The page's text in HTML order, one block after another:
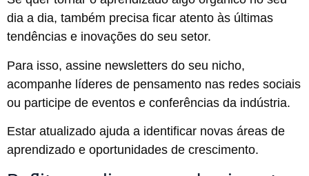
dia a dia, também precisa ficar atento às últimas
tendências e inovações do seu setor.
Para isso, assine newsletters do seu nicho,
acompanhe líderes de pensamento nas redes sociais
ou participe de eventos e conferências da indústria.
Estar atualizado ajuda a identificar novas áreas de
aprendizado e oportunidades de crescimento.